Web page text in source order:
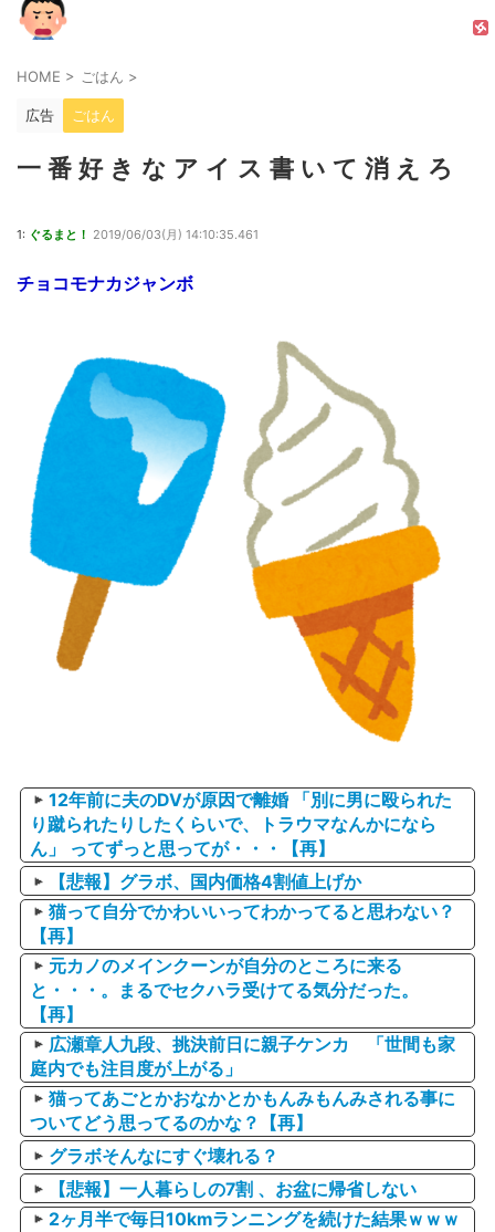
HOME > ごはん >
広告 ごはん
一 番 好 き な ア イ ス 書 い て 消 え ろ
1: ぐるまと！ 2019/06/03(月) 14:10:35.461
チョコモナカジャンボ
12年前に夫のDVが原因で離婚 「別に男に殴られた
り蹴られたりしたくらいで、トラウマなんかになら
ん」 ってずっと思ってが・・・【再】
【悲報】グラボ、国内価格4割値上げか
猫って自分でかわいいってわかってると思わない？
【再】
元カノのメインクーンが自分のところに来る
と・・・。まるでセクハラ受けてる気分だった。
【再】
広瀬章人九段、挑決前日に親子ケンカ 「世間も家
庭内でも注目度が上がる」
猫ってあごとかおなかとかもんみもんみされる事に
ついてどう思ってるのかな？【再】
グラボそんなにすぐ壊れる？
【悲報】一人暮らしの7割 、お盆に帰省しない
2ヶ月半で毎日10kmランニングを続けた結果ｗｗｗ